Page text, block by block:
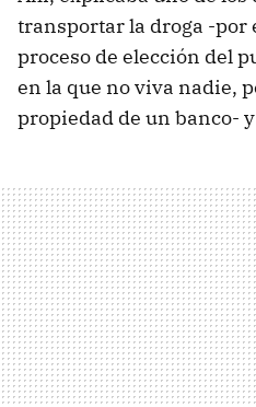
transportar la droga -por
proceso de elección del
en la que no viva nadie,
propiedad de un banco-